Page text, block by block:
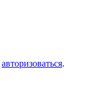
авторизоваться.